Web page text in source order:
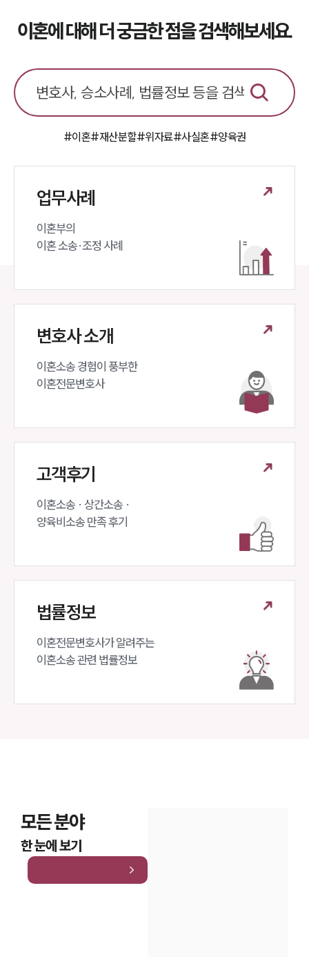
이혼에 대해 더 궁금한 점을 검색해보세요.
#이혼#재산분할#위자료#사실혼#양육권
업무사례
이혼부의
이혼 소송·조정 사례
변호사 소개
이혼소송 경험이 풍부한
이혼전문변호사
고객후기
이혼소송 · 상간소송 ·
양육비소송 만족 후기
법률정보
이혼전문변호사가 알려주는
이혼소송 관련 법률정보
모든 분야
한 눈에 보기